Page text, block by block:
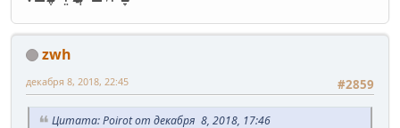
zwh
#2859
декабря 8, 2018, 22:45
Цитата: Poirot от декабря 8, 2018, 17:46